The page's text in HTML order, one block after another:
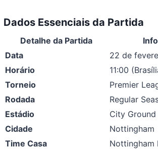
Dados Essenciais da Partida
Detalhe da Partida
Data
22 de
Horário
11:00
Torneio
Premier
Rodada
Regular
Estádio
City Ground
Cidade
Nottingham
Time Casa
Nottingham